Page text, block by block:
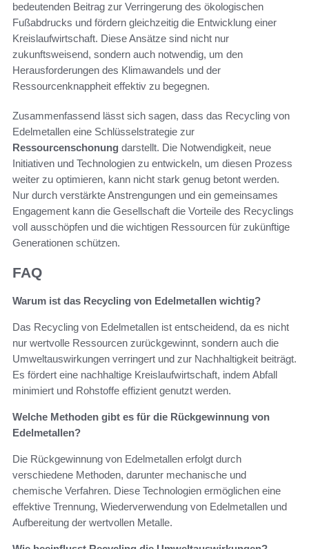
bedeutenden Beitrag zur Verringerung des ökologischen
Fußabdrucks und fördern gleichzeitig die Entwicklung einer
Kreislaufwirtschaft. Diese Ansätze sind nicht nur
zukunftsweisend, sondern auch notwendig, um den
Herausforderungen des Klimawandels und der
Ressourcenknappheit effektiv zu begegnen.
Zusammenfassend lässt sich sagen, dass das Recycling von
Edelmetallen eine Schlüsselstrategie zur
Ressourcenschonung darstellt. Die Notwendigkeit, neue
Initiativen und Technologien zu entwickeln, um diesen Prozess
weiter zu optimieren, kann nicht stark genug betont werden.
Nur durch verstärkte Anstrengungen und ein gemeinsames
Engagement kann die Gesellschaft die Vorteile des Recyclings
voll ausschöpfen und die wichtigen Ressourcen für zukünftige
Generationen schützen.
FAQ
Warum ist das Recycling von Edelmetallen wichtig?
Das Recycling von Edelmetallen ist entscheidend, da es nicht
nur wertvolle Ressourcen zurückgewinnt, sondern auch die
Umweltauswirkungen verringert und zur Nachhaltigkeit beiträgt.
Es fördert eine nachhaltige Kreislaufwirtschaft, indem Abfall
minimiert und Rohstoffe effizient genutzt werden.
Welche Methoden gibt es für die Rückgewinnung von
Edelmetallen?
Die Rückgewinnung von Edelmetallen erfolgt durch
verschiedene Methoden, darunter mechanische und
chemische Verfahren. Diese Technologien ermöglichen eine
effektive Trennung, Wiederverwendung von Edelmetallen und
Aufbereitung der wertvollen Metalle.